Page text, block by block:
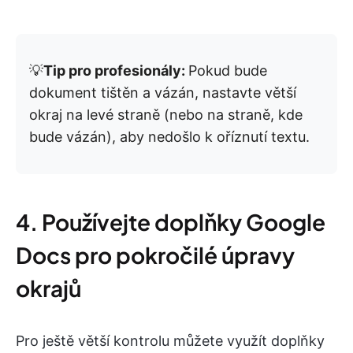
💡Tip pro profesionály: Pokud bude
dokument tištěn a vázán, nastavte větší
okraj na levé straně (nebo na straně, kde
bude vázán), aby nedošlo k oříznutí textu.
4. Používejte doplňky Google
Docs pro pokročilé úpravy
okrajů
Pro ještě větší kontrolu můžete využít doplňky